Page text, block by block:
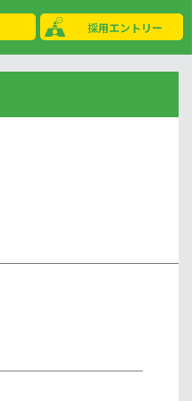
採用エントリー